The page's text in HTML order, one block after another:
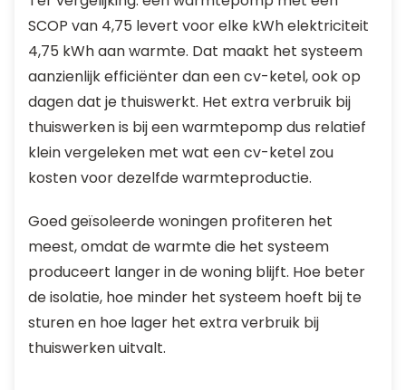
SCOP van 4,75 levert voor elke kWh elektriciteit
4,75 kWh aan warmte. Dat maakt het systeem
aanzienlijk efficiënter dan een cv-ketel, ook op
dagen dat je thuiswerkt. Het extra verbruik bij
thuiswerken is bij een warmtepomp dus relatief
klein vergeleken met wat een cv-ketel zou
kosten voor dezelfde warmteproductie.
Goed geïsoleerde woningen profiteren het
meest, omdat de warmte die het systeem
produceert langer in de woning blijft. Hoe beter
de isolatie, hoe minder het systeem hoeft bij te
sturen en hoe lager het extra verbruik bij
thuiswerken uitvalt.